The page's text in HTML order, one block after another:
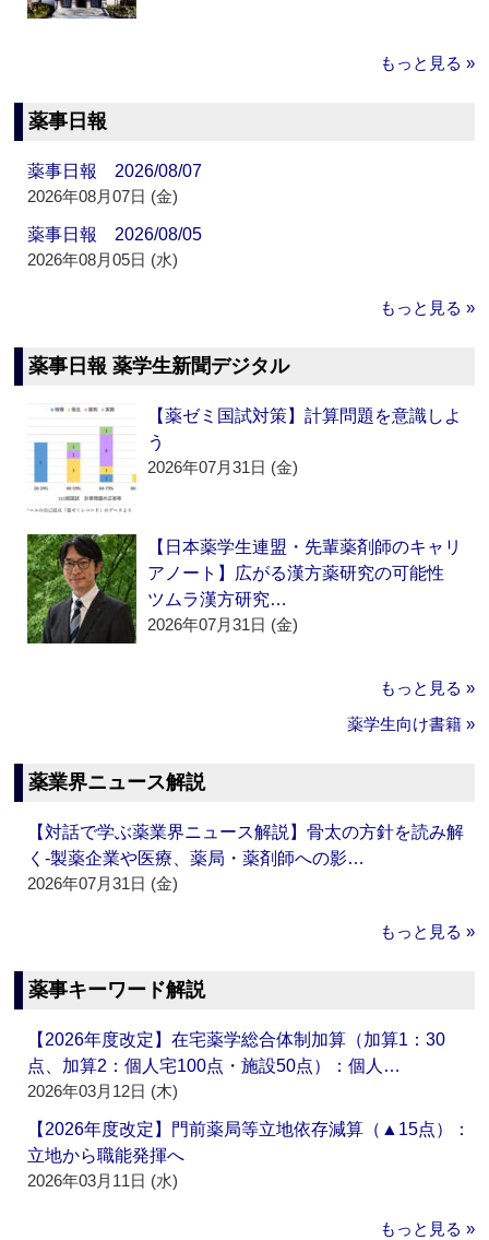
もっと見る »
薬事日報
薬事日報 2026/08/07
2026年08月07日 (金)
薬事日報 2026/08/05
2026年08月05日 (水)
もっと見る »
薬事日報 薬学生新聞デジタル
【薬ゼミ国試対策】計算問題を意識しよ
う
2026年07月31日 (金)
【日本薬学生連盟・先輩薬剤師のキャリ
アノート】広がる漢方薬研究の可能性
ツムラ漢方研究…
2026年07月31日 (金)
もっと見る »
薬学生向け書籍 »
薬業界ニュース解説
【対話で学ぶ薬業界ニュース解説】骨太の方針を読み解
く‐製薬企業や医療、薬局・薬剤師への影…
2026年07月31日 (金)
もっと見る »
薬事キーワード解説
【2026年度改定】在宅薬学総合体制加算（加算1：30
点、加算2：個人宅100点・施設50点）：個人…
2026年03月12日 (木)
【2026年度改定】門前薬局等立地依存減算（▲15点）：
立地から職能発揮へ
2026年03月11日 (水)
もっと見る »